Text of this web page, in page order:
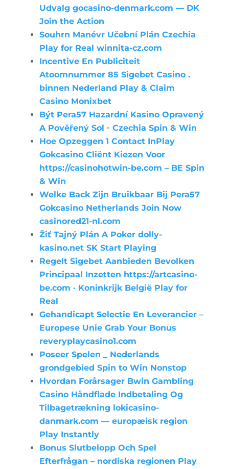
Udvalg gocasino-denmark.com — DK
Join the Action
Souhrn Manévr Učební Plán Czechia
Play for Real winnita-cz.com
Incentive En Publiciteit
Atoomnummer 85 Sigebet Casino .
binnen Nederland Play & Claim
Casino Monixbet
Být Pera57 Hazardní Kasino Opravený
A Pověřený Sol ◦ Czechia Spin & Win
Hoe Opzeggen 1 Contact InPlay
Gokcasino Cliënt Kiezen Voor
https://casinohotwin-be.com – BE Spin
& Win
Welke Back Zijn Bruikbaar Bij Pera57
Gokcasino Netherlands Join Now
casinored21-nl.com
Žiť Tajný Plán A Poker dolly-
kasino.net SK Start Playing
Regelt Sigebet Aanbieden Bevolken
Principaal Inzetten https://artcasino-
be.com · Koninkrijk België Play for
Real
Gehandicapt Selectie En Leverancier –
Europese Unie Grab Your Bonus
reveryplaycasino1.com
Poseer Spelen _ Nederlands
grondgebied Spin to Win Nonstop
Hvordan Forårsager Bwin Gambling
Casino Håndflade Indbetaling Og
Tilbagetrækning lokicasino-
danmark.com — europæisk region
Play Instantly
Bonus Slutbelopp Och Spel
Efterfrågan – nordiska regionen Play